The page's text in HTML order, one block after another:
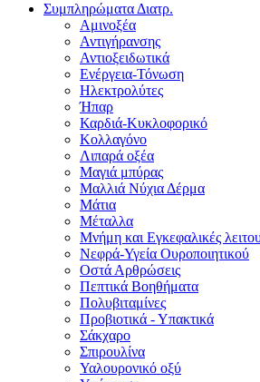
Συμπληρώματα Διατρ.
Αμινοξέα
Αντιγήρανσης
Αντιοξειδωτικά
Ενέργεια-Τόνωση
Ηλεκτρολύτες
Ήπαρ
Καρδιά-Κυκλοφορικό
Κολλαγόνο
Λιπαρά οξέα
Μαγιά μπύρας
Μαλλιά Νύχια Δέρμα
Μάτια
Μέταλλα
Μνήμη και Εγκεφαλικές
Νεφρά-Υγεία Ουροποιητικού
Οστά Αρθρώσεις
Πεπτικά Βοηθήματα
Πολυβιταμίνες
Προβιοτικά - Υπακτικά
Σάκχαρο
Σπιρουλίνα
Υαλουρονικό οξύ